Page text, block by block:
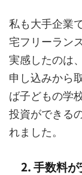
私も大手企業
宅フリーラン
実感したのは
申し込みから
ば子どもの学
投資ができる
れました。
2. 手数料